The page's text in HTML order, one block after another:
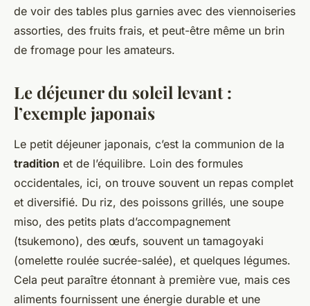
de voir des tables plus garnies avec des viennoiseries
assorties, des fruits frais, et peut-être même un brin
de fromage pour les amateurs.
Le déjeuner du soleil levant :
l’exemple japonais
Le petit déjeuner japonais, c’est la communion de la
tradition et de l’équilibre. Loin des formules
occidentales, ici, on trouve souvent un repas complet
et diversifié. Du riz, des poissons grillés, une soupe
miso, des petits plats d’accompagnement
(tsukemono), des œufs, souvent un tamagoyaki
(omelette roulée sucrée-salée), et quelques légumes.
Cela peut paraître étonnant à première vue, mais ces
aliments fournissent une énergie durable et une